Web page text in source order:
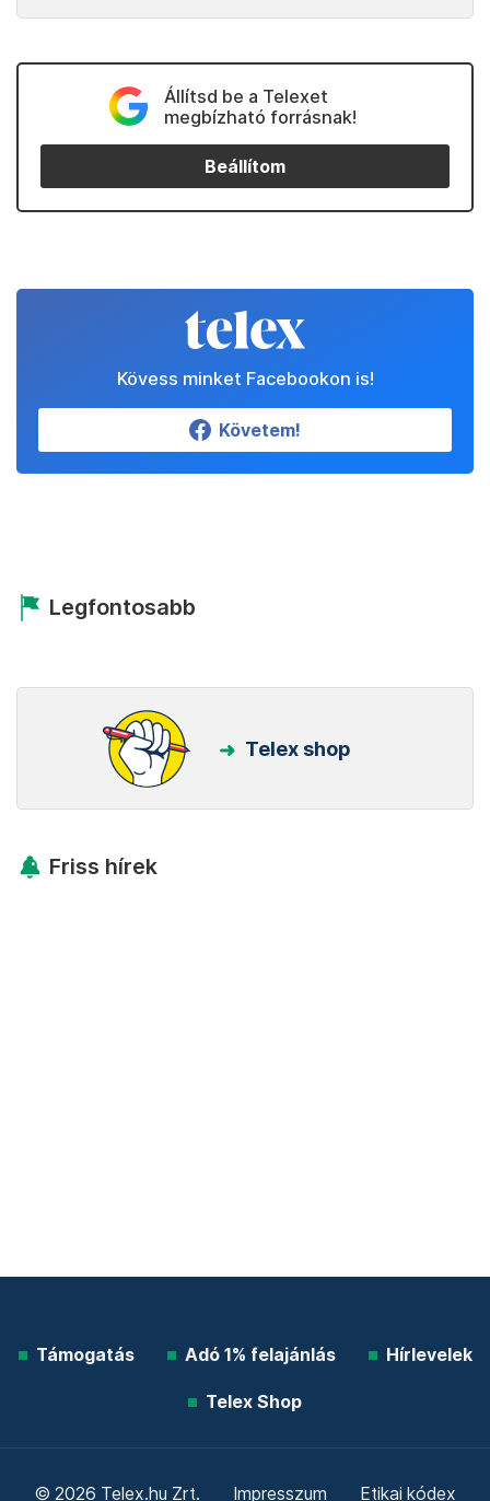
Állítsd be a Telexet
megbízható forrásnak!
Beállítom
Kövess minket Facebookon is!
Követem!
Legfontosabb
Telex shop
Friss hírek
Támogatás Adó 1% felajánlás Hírlevelek
Telex Shop
© 2026 Telex.hu Zrt. Impresszum Etikai kódex